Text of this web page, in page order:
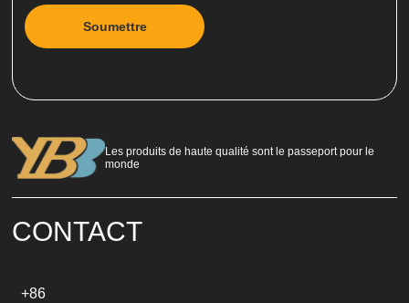
Les produits de haute qualité sont le passeport pour le
monde
CONTACT
+86
Soumettre
e
n
a
t
e
: